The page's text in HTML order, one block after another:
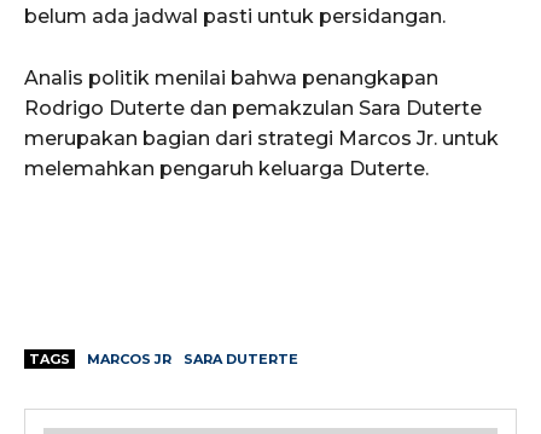
belum ada jadwal pasti untuk persidangan.
Analis politik menilai bahwa penangkapan
Rodrigo Duterte dan pemakzulan Sara Duterte
merupakan bagian dari strategi Marcos Jr. untuk
melemahkan pengaruh keluarga Duterte.
TAGS MARCOS JR SARA DUTERTE